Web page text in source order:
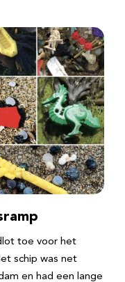
toe voor het
schip was net
en had een lange